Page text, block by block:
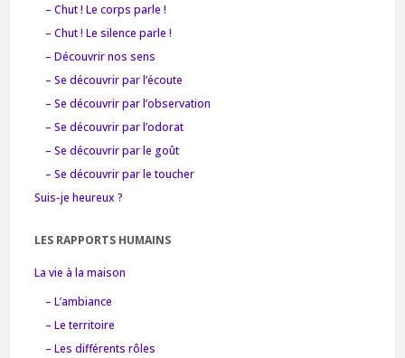
– Chut ! Le corps parle !
– Chut ! Le silence parle !
– Découvrir nos sens
– Se découvrir par l’écoute
– Se découvrir par l’observation
– Se découvrir par l’odorat
– Se découvrir par le goût
– Se découvrir par le toucher
Suis-je heureux ?
LES RAPPORTS HUMAINS
La vie à la maison
– L’ambiance
– Le territoire
– Les différents rôles